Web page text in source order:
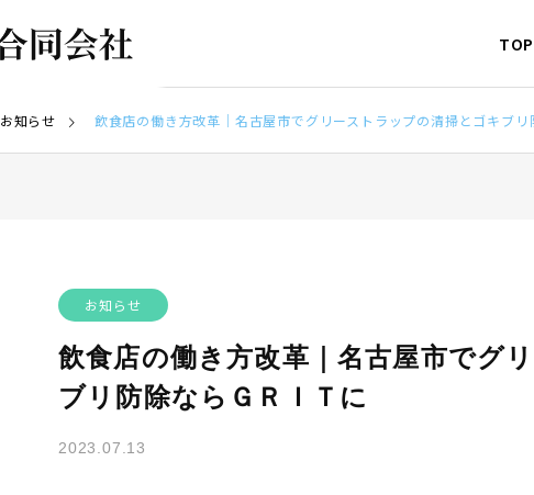
TOP
お知らせ 飲食店の働き方改革｜名古屋市でグリーストラップの清掃とゴキブリ
お知らせ
飲食店の働き方改革｜名古屋市でグ
ブリ防除ならＧＲＩＴに
2023.07.13